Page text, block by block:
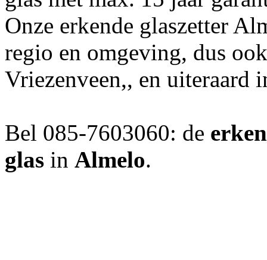
Onze erkende glaszetter
regio en omgeving, dus
Vriezenveen,, en uiteraard
Bel 085-7603060: de
glas in Almelo.